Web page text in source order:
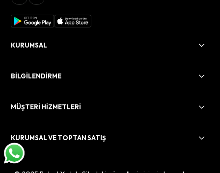
KURUMSAL
BİLGİLENDİRME
MÜŞTERİ HİZMETLERİ
KURUMSAL VE TOPTAN SATIŞ